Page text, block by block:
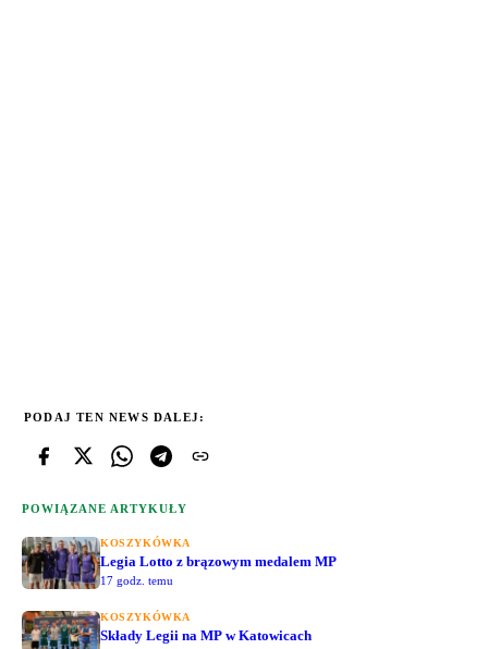
PODAJ TEN NEWS DALEJ:
POWIĄZANE ARTYKUŁY
KOSZYKÓWKA
Legia Lotto z brązowym medalem MP
17 godz. temu
KOSZYKÓWKA
Składy Legii na MP w Katowicach